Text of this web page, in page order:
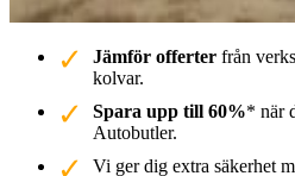
Jämför offerter från
kolvar.
Spara upp till 60%* när
Autobutler.
Vi ger dig extra säkerhet